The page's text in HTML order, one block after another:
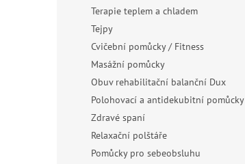
Terapie teplem a chladem
Tejpy
Cvičební pomůcky / Fitness
Masážní pomůcky
Obuv rehabilitační balanční Dux
Polohovací a antidekubitní pomůcky
Zdravé spaní
Relaxační polštáře
Pomůcky pro sebeobsluhu